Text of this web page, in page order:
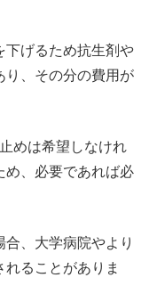
下げるため抗生剤や
り、その分の費用が
めは希望しなけれ
め、必要であれば必
、大学病院やより
ることがありま